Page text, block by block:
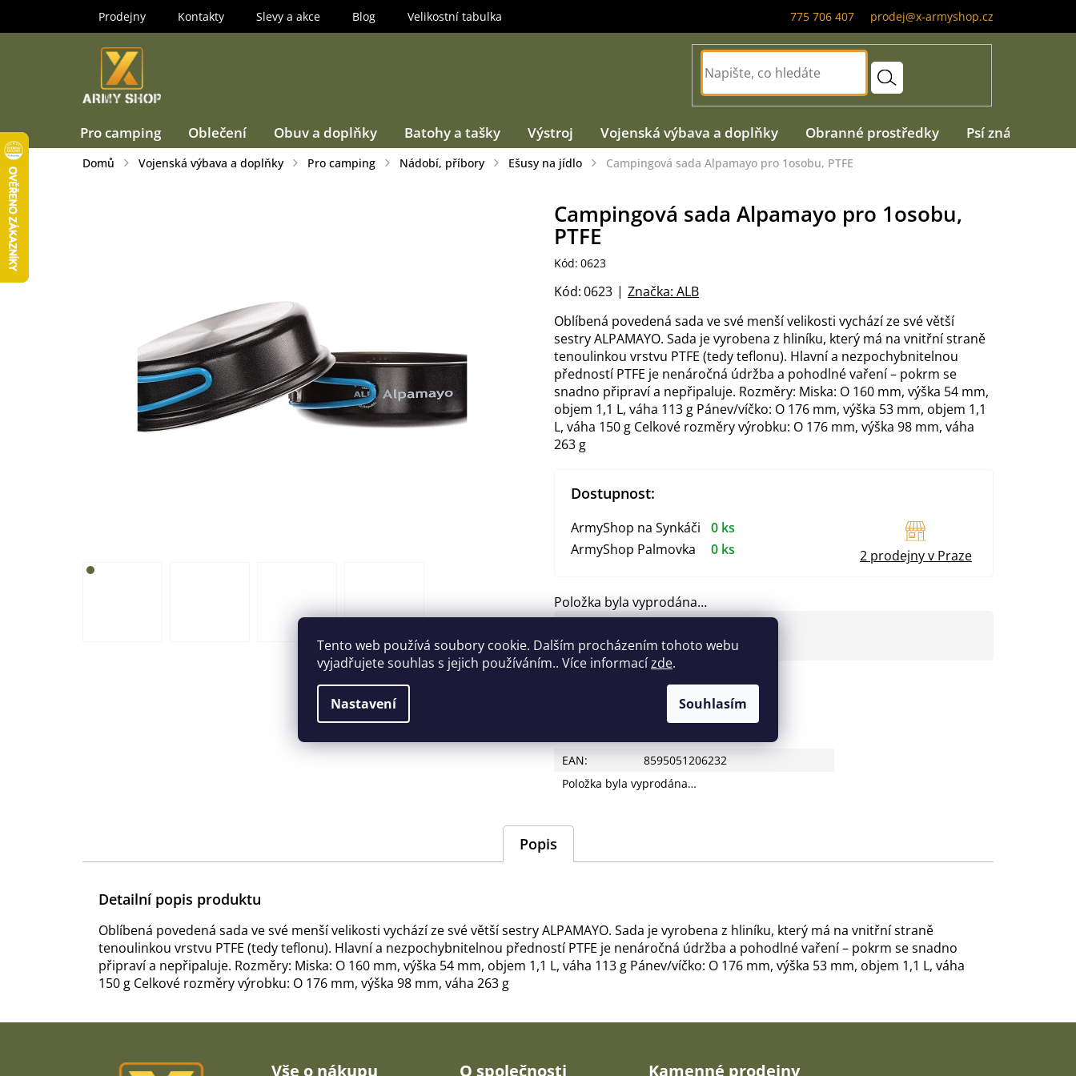
Tento web používá soubory cookie. Dalším procházením tohoto webu
vyjadřujete souhlas s jejich používáním.. Více informacízde.
Nastavení Souhlasím
775 706 407 prodej@x-armyshop.cz
Prodejny Kontakty Slevy a akce Blog Velikostní tabulka
Pro camping Oblečení Obuv a doplňky Batohy a tašky Výstroj Vojenská výbava a doplňky Obranné prostředky Psí známky
Domů Vojenská výbava a doplňky Pro camping Nádobí, příbory Ešusy na jídlo Campingová sada Alpamayo pro 1osobu, PTFE
Položka byla vyprodána…
Oblíbená povedená sada ve své menší velikosti vychází ze své větší
sestry ALPAMAYO. Sada je vyrobena z hliníku, který má na vnitřní straně
tenoulinkou vrstvu PTFE (tedy teflonu). Hlavní a nezpochybnitelnou
předností PTFE je nenáročná údržba a pohodlné vaření – pokrm se
snadno připraví a nepřipaluje. Rozměry: Miska: O 160 mm, výška 54 mm,
objem 1,1 L, váha 113 g Pánev/víčko: O 176 mm, výška 53 mm, objem 1,1
L, váha 150 g Celkové rozměry výrobku: O 176 mm, výška 98 mm, váha
263 g
Hlídat
Doplňkové parametry
EAN:
8595051206232
Položka byla vyprodána…
Campingová sada Alpamayo pro 1osobu,
PTFE
Kód: 0623
Značka: ALB
Kód:0623
459 Kč
Měrná
cena:
Dostupnost:
ArmyShop na Synkáči
0 ks
ArmyShop Palmovka
0 ks 2 prodejny v Praze
Popis
Detailní popis produktu
Oblíbená povedená sada ve své menší velikosti vychází ze své větší sestry ALPAMAYO. Sada je vyrobena z hliníku, který má na vnitřní straně
tenoulinkou vrstvu PTFE (tedy teflonu). Hlavní a nezpochybnitelnou předností PTFE je nenáročná údržba a pohodlné vaření – pokrm se snadno
připraví a nepřipaluje. Rozměry: Miska: O 160 mm, výška 54 mm, objem 1,1 L, váha 113 g Pánev/víčko: O 176 mm, výška 53 mm, objem 1,1 L, váha
150 g Celkové rozměry výrobku: O 176 mm, výška 98 mm, váha 263 g
Z
Vše o nákupu O společnosti Kamenné prodejny